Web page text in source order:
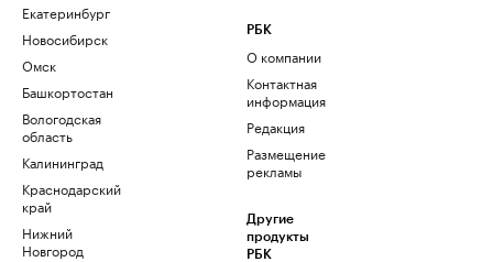
Екатеринбург
Новосибирск
Омск
Башкортостан
Вологодская
область
Калининград
Краснодарский
край
Нижний
Новгород
РБК
О компании
Контактная
информация
Редакция
Размещение
рекламы
Другие
продукты
РБК